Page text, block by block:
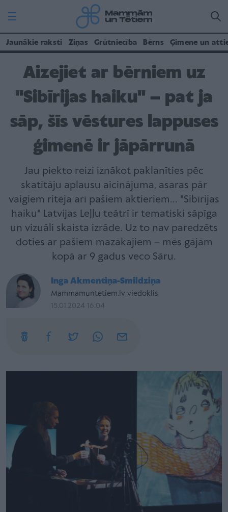
Jaunākie raksti Ziņas Grūtniecība Bērns Ģimene un
Aizejiet ar bērniem uz
"Sibīrijas haiku" – pat ja
sāp, šīs vēstures lappuses
ģimenē ir jāpārrunā
Jau piekto reizi iznākot paklanīties pēc
skatītāju aplausu aicinājuma, asaras pār
vaigiem ritēja arī pašiem aktieriem... "Sibīrijas
haiku" Latvijas Leļļu teātrī ir tematiski sāpīga
un vizuāli skaista izrāde. Uz to nav paredzēts
doties ar pašiem mazākajiem – mēs gājām
kopā ar 9 gadus veco Sāru.
Inga Akmentiņa-Smildziņa
Mammamuntetiem.lv viedoklis
15.01.2024 16:04